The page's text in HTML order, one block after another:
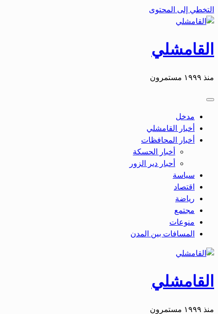
التخطي إلى المحتوى
القامشلي
منذ ١٩٩٩ مستمرون
مدخل
أخبار القامشلي
أخبار المحافظات
أخبار الحسكة
أحبار دير الزور
سياسة
اقتصاد
رياضة
مجتمع
منوعات
المسافات بين المدن
القامشلي
منذ ١٩٩٩ مستمرون